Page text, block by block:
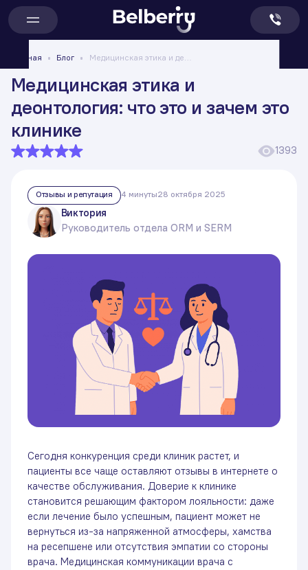
Главная Блог Медицинская этика и деонтология: что это и зачем это клинике
Медицинская этика и
деонтология: что это и зачем это
клинике
1393
Отзывы и репутация 4 минуты28 октября 2025
Виктория
Руководитель отдела ORM и SERM
Сегодня конкуренция среди клиник растет, и
пациенты все чаще оставляют отзывы в интернете о
качестве обслуживания. Доверие к клинике
становится решающим фактором лояльности: даже
если лечение было успешным, пациент может не
вернуться из-за напряженной атмосферы, хамства
на ресепшене или отсутствия эмпатии со стороны
врача. Медицинская коммуникации врача с
ПОЛУЧИТЕ БОНУС К
ОСНОВНОЙ УСЛУГЕ!